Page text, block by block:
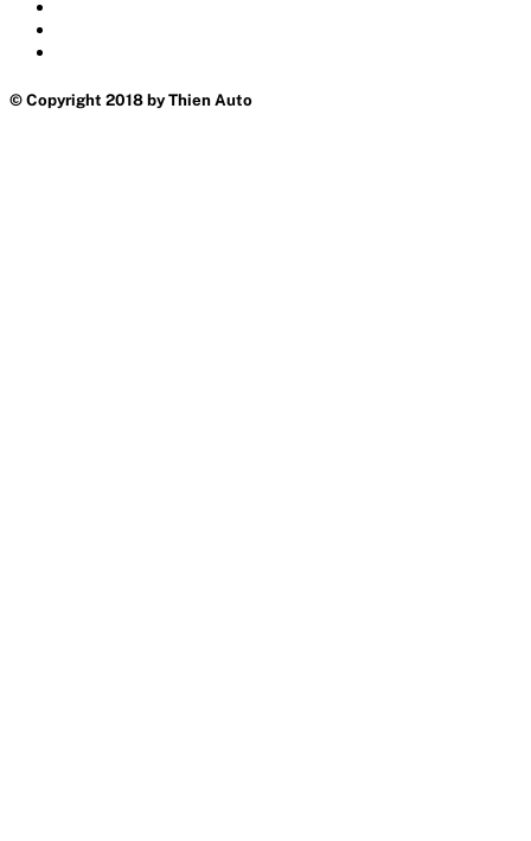
© Copyright 2018 by Thien Auto